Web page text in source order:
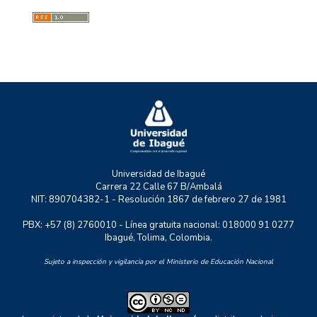
MYSCO
RASTRO URBANO
Universidad de Ibagué
Carrera 22 Calle 67 B/Ambalá
NIT: 890704382-1 - Resolución 1867 de febrero 27 de 1981
PBX: +57 (8) 2760010 - Línea gratuita nacional: 018000 91 0277
Ibagué, Tolima, Colombia.
Sujeto a inspección y vigilancia por el Ministerio de Educación Nacional